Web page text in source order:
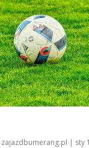
zajazdbumerang.pl | sty